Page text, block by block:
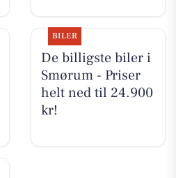
BILER
De billigste biler i
Smørum - Priser
helt ned til 24.900
kr!